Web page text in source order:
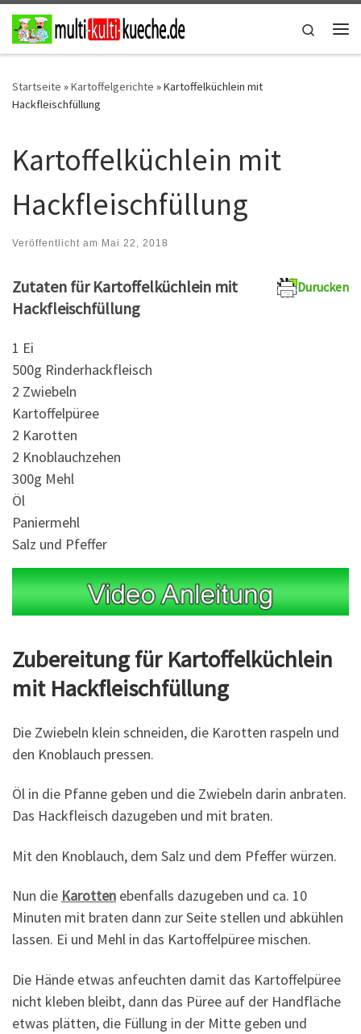
Zum Inhalt springen
Search
Startseite »Kartoffelgerichte »Kartoffelküchlein mit
Hackfleischfüllung
Kartoffelküchlein mit
Hackfleischfüllung
Veröffentlicht am Mai 22, 2018
Durucken
Zutaten für Kartoffelküchlein mit
Hackfleischfüllung
1 Ei
500g Rinderhackfleisch
2 Zwiebeln
Kartoffelpüree
2 Karotten
2 Knoblauchzehen
300g Mehl
Öl
Paniermehl
Salz und Pfeffer
Zubereitung für Kartoffelküchlein
mit Hackfleischfüllung
Die Zwiebeln klein schneiden, die Karotten raspeln und
den Knoblauch pressen.
Öl in die Pfanne geben und die Zwiebeln darin anbraten.
Das Hackfleisch dazugeben und mit braten.
Mit den Knoblauch, dem Salz und dem Pfeffer würzen.
Nun die Karotten ebenfalls dazugeben und ca. 10
Minuten mit braten dann zur Seite stellen und abkühlen
lassen. Ei und Mehl in das Kartoffelpüree mischen.
Die Hände etwas anfeuchten damit das Kartoffelpüree
nicht kleben bleibt, dann das Püree auf der Handfläche
etwas plätten, die Füllung in der Mitte geben und